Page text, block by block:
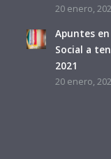
20 enero,
Apuntes
Social a
2021
20 enero,